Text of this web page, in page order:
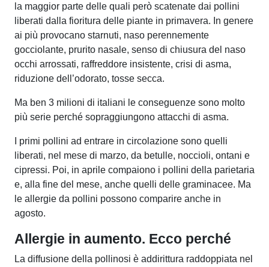
la maggior parte delle quali però scatenate dai pollini
liberati dalla fioritura delle piante in primavera. In genere
ai più provocano starnuti, naso perennemente
gocciolante, prurito nasale, senso di chiusura del naso
occhi arrossati, raffreddore insistente, crisi di asma,
riduzione dell’odorato, tosse secca.
Ma ben 3 milioni di italiani le conseguenze sono molto
più serie perché sopraggiungono attacchi di asma.
I primi pollini ad entrare in circolazione sono quelli
liberati, nel mese di marzo, da betulle, noccioli, ontani e
cipressi. Poi, in aprile compaiono i pollini della parietaria
e, alla fine del mese, anche quelli delle graminacee. Ma
le allergie da pollini possono comparire anche in
agosto.
Allergie in aumento. Ecco perché
La diffusione della pollinosi è addirittura raddoppiata nel